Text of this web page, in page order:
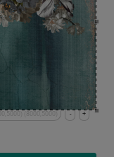
+
-
(8000,5000)